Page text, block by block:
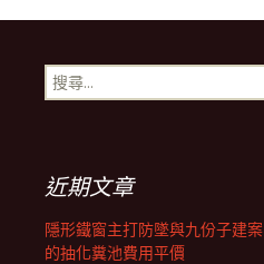
導
覽
列
搜
尋
近期文章
隱形鐵窗主打防墜與九份子建案
的抽化糞池費用平價